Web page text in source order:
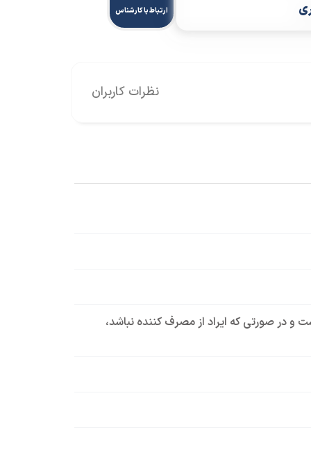
ارتباط با کارشناس
نظرات کاربران
و در صورتی که ایراد از مصرف کننده نباشد،